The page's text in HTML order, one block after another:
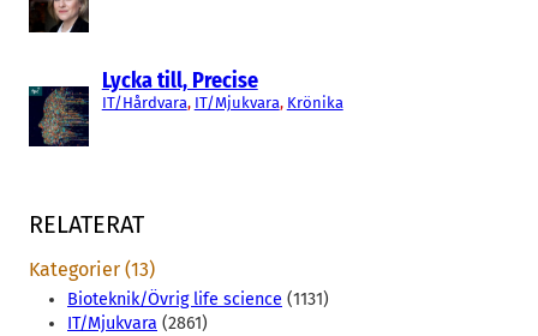
Lycka till, Precise
IT/Hårdvara, IT/Mjukvara, Krönika
RELATERAT
Kategorier (13)
Bioteknik/Övrig life science (1131)
IT/Mjukvara (2861)